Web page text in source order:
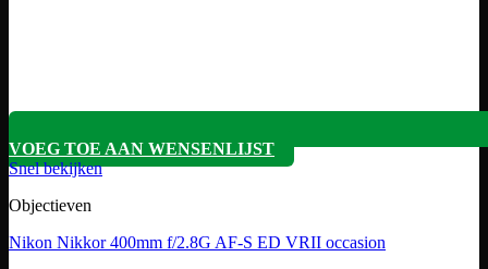
VOEG TOE AAN WENSENLIJST
Snel bekijken
Objectieven
Nikon Nikkor 400mm f/2.8G AF-S ED VRII occasion